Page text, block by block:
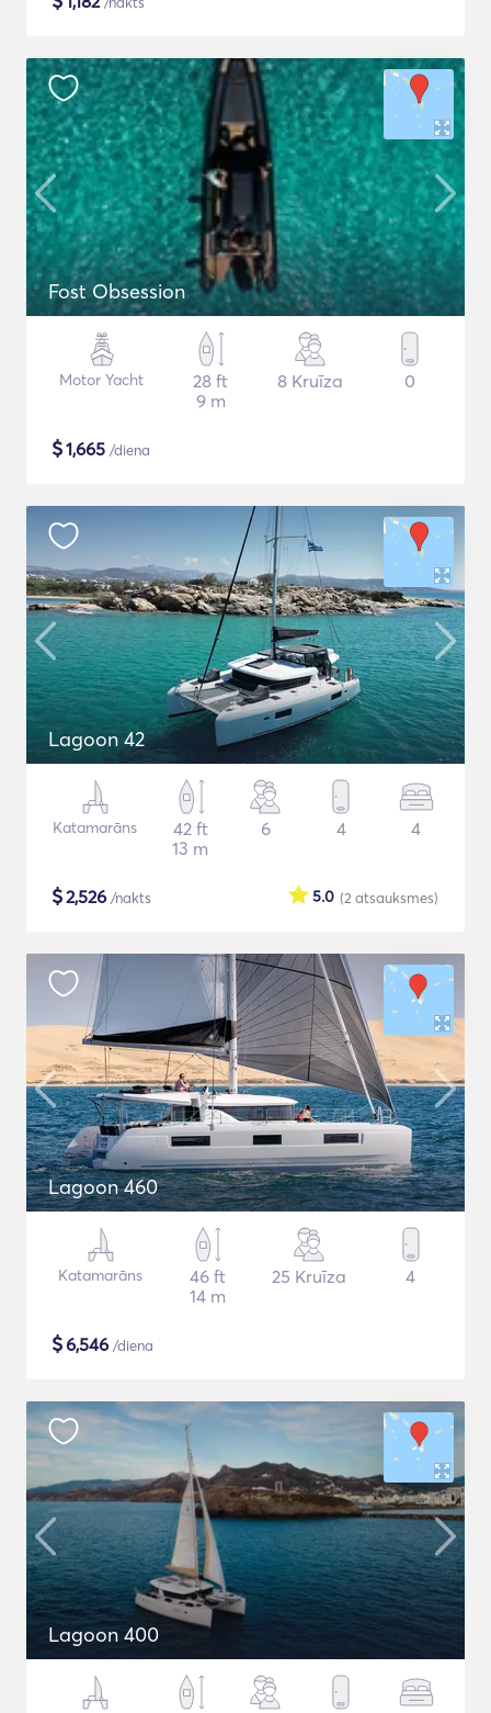
Fost Obsession
Motor Yacht
28 ft
9 m
8 Kruīza 0
$1,665 /diena
Lagoon 42
Katamarāns
42 ft
13 m
6 4 4
$2,526 /nakts (2 atsauksmes)
5.0
Lagoon 460
Katamarāns
46 ft
14 m
25 Kruīza 4
$6,546 /diena
Lagoon 400